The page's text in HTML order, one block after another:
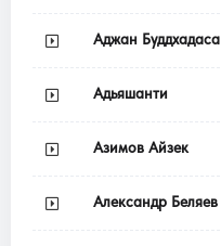
Аджан Буддхадаса
Адьяшанти
Азимов Айзек
Александр Беляев